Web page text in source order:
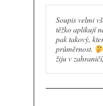
Soupis velmi
těžko aplikují
pak takový,
průměrnost.
žiju v